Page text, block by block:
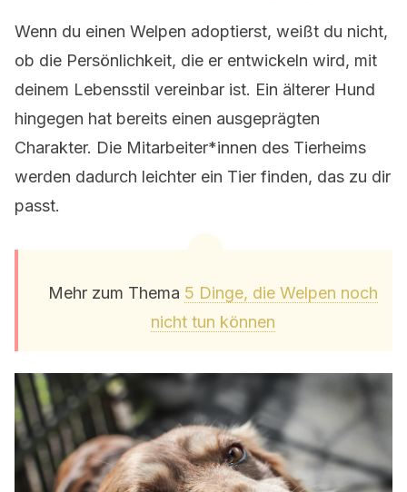
Wenn du einen Welpen adoptierst, weißt du nicht,
ob die Persönlichkeit, die er entwickeln wird, mit
deinem Lebensstil vereinbar ist. Ein älterer Hund
hingegen hat bereits einen ausgeprägten
Charakter. Die Mitarbeiter*innen des Tierheims
werden dadurch leichter ein Tier finden, das zu dir
passt.
Mehr zum Thema 5 Dinge, die Welpen noch
nicht tun können